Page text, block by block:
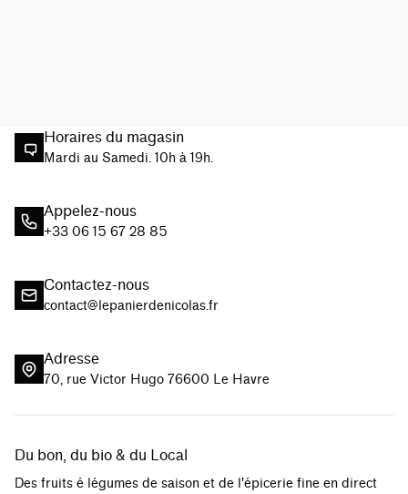
Horaires du magasin
Mardi au Samedi. 10h à 19h.
Appelez-nous
+33 06 15 67 28 85
Contactez-nous
contact@lepanierdenicolas.fr
Adresse
70, rue Victor Hugo 76600 Le Havre
Du bon, du bio & du Local
Des fruits é légumes de saison et de l'épicerie fine en direct